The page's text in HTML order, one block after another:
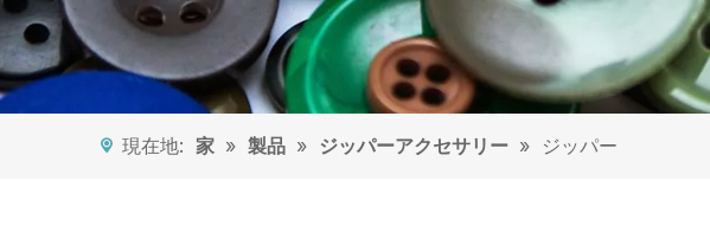
現在地: 家 » 製品 » ジッパーアクセサリー » ジッパー